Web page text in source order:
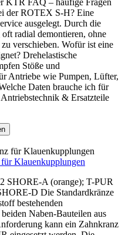
KTR FAQ – häufige Fragen
der ROTEX S-H? Eine
ausgelegt. Durch die
radial demontieren, ohne
verschieben. Wofür ist eine
Drehelastische
Stöße und
Antriebe wie Pumpen, Lüfter,
Daten brauche ich für
& Ersatzteile
Klauenkupplungen
SHORE-A (orange); T-PUR
D Die Standardkränze
bestehenden
Naben-Bauteilen aus
kann ein Zahnkranz